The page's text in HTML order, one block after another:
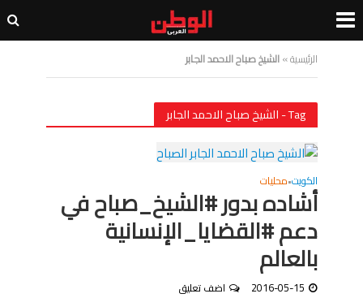
الرئيسية»الشيخ صباح الاحمد الجابر
Tag - الشيخ صباح الاحمد الجابر
الكويت•محليات
أشاده بدور #الشيخ_صباح في
دعم #القضايا_الإنسانية
بالعالم
2016-05-15 اضف تعليق